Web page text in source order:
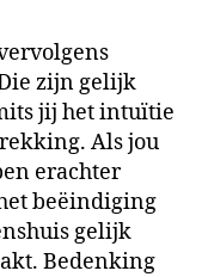
zijn gelijk
jij het intuïtie
Als jou
erachter
beëindiging
gelijk
Bedenking